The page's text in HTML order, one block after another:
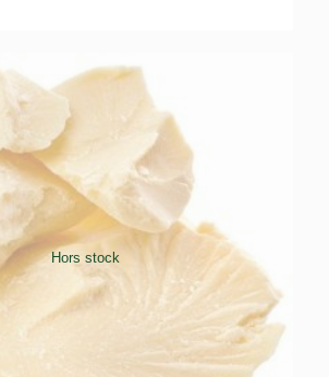
Hors stock